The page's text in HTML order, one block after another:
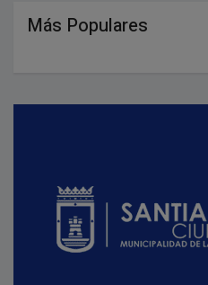
Más Populares